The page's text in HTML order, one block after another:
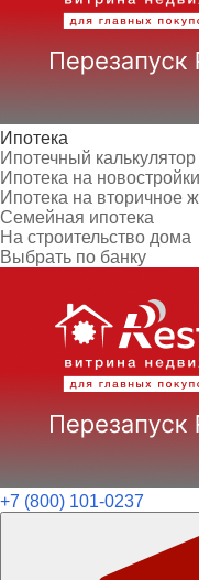
Ипотека
Ипотечный калькулятор
Ипотека на новостройки
Ипотека на вторичное
Семейная ипотека
На строительство дома
Выбрать по банку
+7 (800) 101-0237